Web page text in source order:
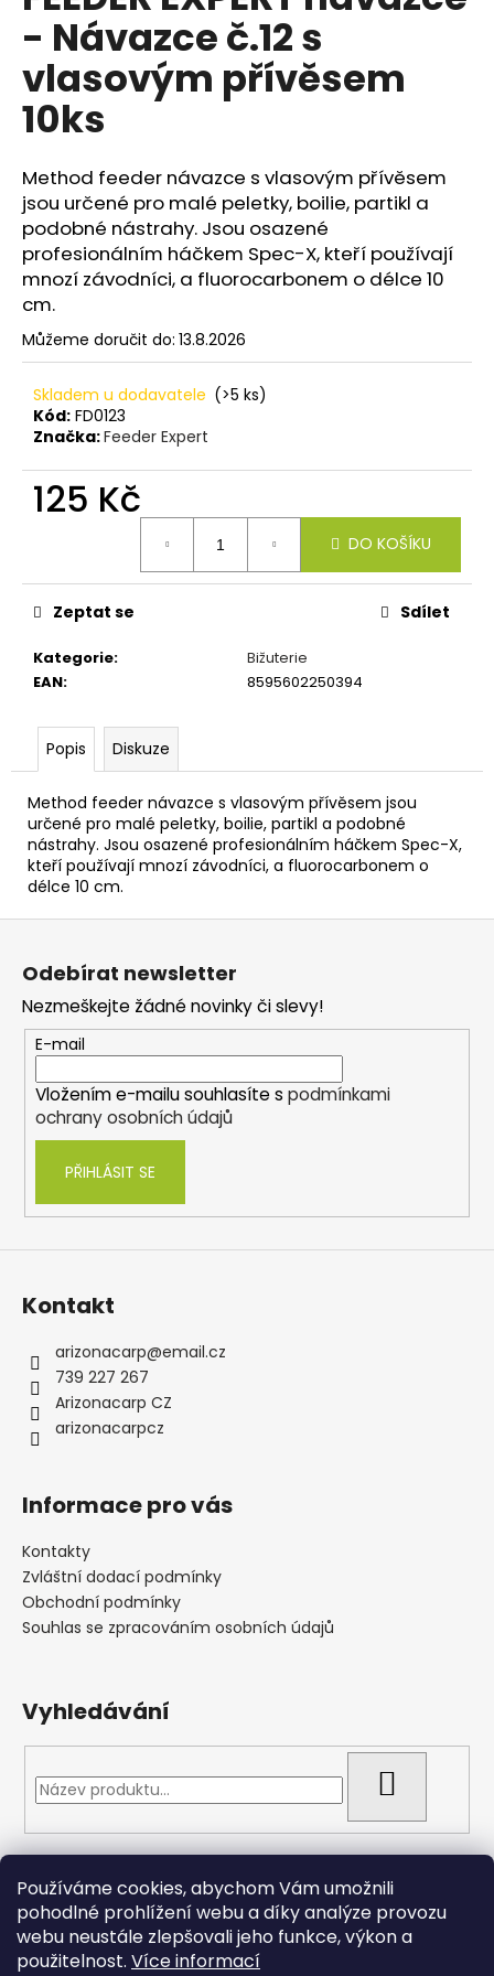
Používáme cookies, abychom Vám umožnili
pohodlné prohlížení webu a díky analýze provozu
webu neustále zlepšovali jeho funkce, výkon a
použitelnost. Více informací
z
5
hvězdiček.
- Návazce č.12 s
vlasovým přívěsem
10ks
Method feeder návazce s vlasovým přívěsem
jsou určené pro malé peletky, boilie, partikl a
podobné nástrahy. Jsou osazené
profesionálním háčkem Spec-X, kteří používají
mnozí závodníci, a fluorocarbonem o délce 10
cm.
Můžeme doručit do: 13.8.2026
Skladem u dodavatele (>5 ks)
Kód: FD0123
Značka:Feeder Expert
125 Kč
DO KOŠÍKU
Kategorie:
Bižuterie
EAN: 8595602250394
Zeptat se Sdílet
Popis Diskuze
Method feeder návazce s vlasovým přívěsem jsou
určené pro malé peletky, boilie, partikl a podobné
nástrahy. Jsou osazené profesionálním háčkem Spec-X,
kteří používají mnozí závodníci, a fluorocarbonem o
délce 10 cm.
a
í
t
?
HLEDAT
D
p
o
u
č
m
e
DELPHIN
12T
458
Kč
Z
Odebírat newsletter
Nezmeškejte žádné novinky či slevy!
E-mail
Vložením e-mailu souhlasíte s podmínkami
ochrany osobních údajů
PŘIHLÁSIT SE
Kontakt
arizonacarp@email.cz
739 227 267
Arizonacarp CZ
arizonacarpcz
Informace pro vás
Kontakty
Zvláštní dodací podmínky
Obchodní podmínky
Souhlas se zpracováním osobních údajů
Vyhledávání
Přijímáme online platby